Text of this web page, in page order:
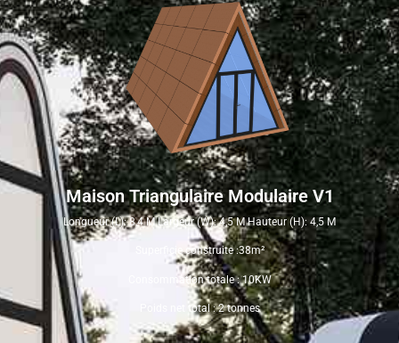
Maison Triangulaire Modulaire V1
Longueur (L): 8,4 M Largeur (W): 4,5 M Hauteur (H): 4,5 M
Superficie construite :38m²
Consommation totale : 10KW
Poids net total : 2 tonnes